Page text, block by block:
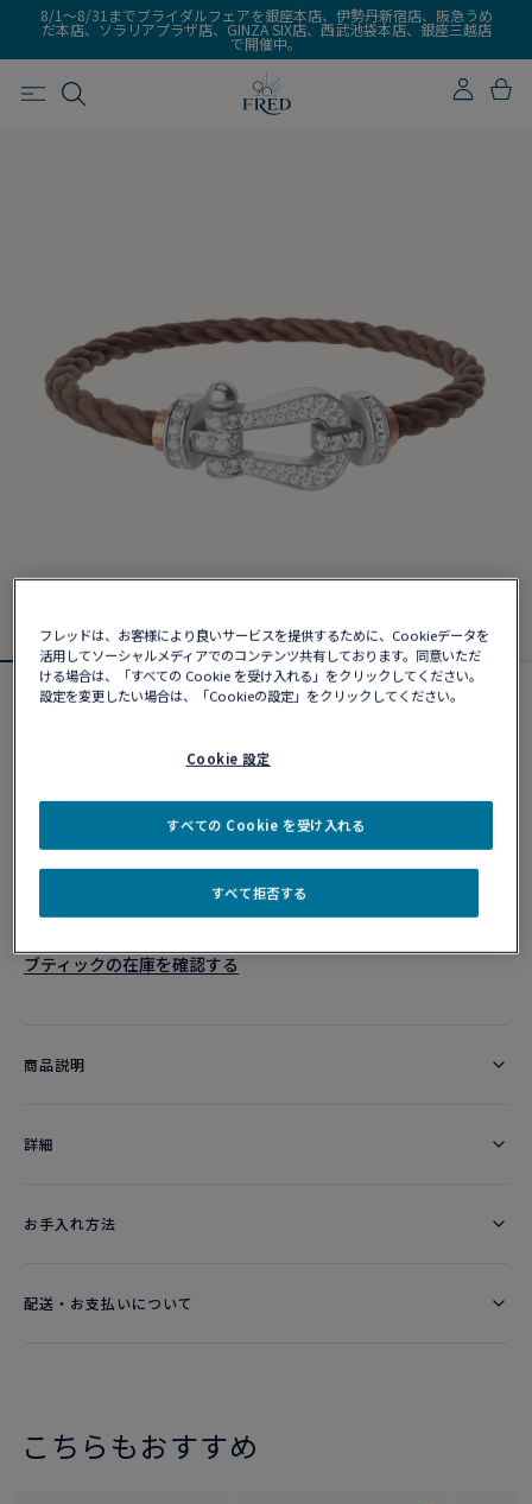
8/1～8/31までブライダルフェアを銀座本店、伊勢丹新宿店、阪急うめ
だ本店、ソラリアプラザ店、GINZA SIX店、西武池袋本店、銀座三越店
で開催中。
フォース10ブレスレット
カスタマイズ
ショッピングバッグに追加
ブティックの在庫を確認する​
商品説明
詳細​
お手入れ方法
配送・お支払いについて
こちらもおすすめ
フレッドは、お客様により良いサービスを提供するために、Cookieデータを
活用してソーシャルメディアでのコンテンツ共有しております。同意いただ
ける場合は、「すべての Cookie を受け入れる」をクリックしてください。
設定を変更したい場合は、「Cookieの設定」をクリックしてください。
Cookie 設定
すべて拒否する
すべての Cookie を受け入れる